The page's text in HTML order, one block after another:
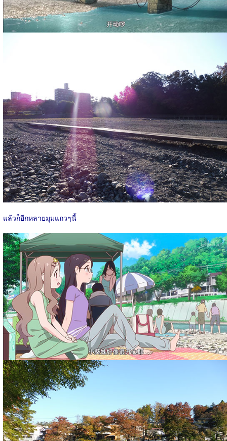
แล้วก็อีกหลายมุมแถวๆนี้